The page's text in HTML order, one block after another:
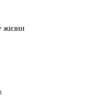
жизни